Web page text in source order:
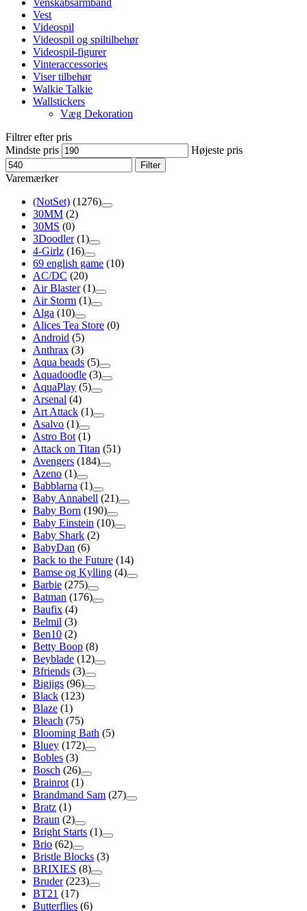
Vest
Videospil
Videospil og spiltilbehør
Videospil-figurer
Vinteraccessories
Viser tilbehør
Walkie Talkie
Wallstickers
Væg Dekoration
Filtrer efter pris
Mindste pris
Højeste pris
Filter
Varemærker
(NotSet) (1276)
30MM (2)
30MS (0)
3Doodler (1)
4-Girlz (16)
69 english game (10)
AC/DC (20)
Air Blaster (1)
Air Storm (1)
Alga (10)
Alices Tea Store (0)
Android (5)
Anthrax (3)
Aqua beads (5)
Aquadoodle (3)
AquaPlay (5)
Arsenal (4)
Art Attack (1)
Asalvo (1)
Astro Bot (1)
Attack on Titan (51)
Avengers (184)
Azeno (1)
Babblarna (1)
Baby Annabell (21)
Baby Born (190)
Baby Einstein (10)
Baby Shark (2)
BabyDan (6)
Back to the Future (14)
Bamse og Kylling (4)
Barbie (275)
Batman (176)
Baufix (4)
Belmil (3)
Ben10 (2)
Betty Boop (8)
Beyblade (12)
Bfriends (3)
Bigjigs (96)
Black (123)
Blaze (1)
Bleach (75)
Blooming Bath (5)
Bluey (172)
Bobles (3)
Bosch (26)
Brainrot (1)
Brandmand Sam (27)
Bratz (1)
Braun (2)
Bright Starts (1)
Brio (62)
Bristle Blocks (3)
BRIXIES (8)
Bruder (223)
BT21 (17)
Butterflies (6)